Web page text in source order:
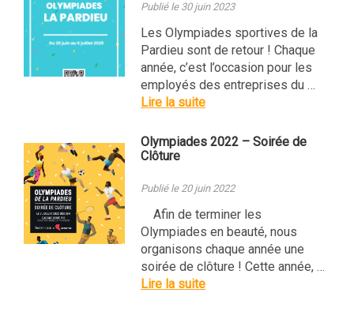
Publié le 30 juin 2023
Les Olympiades sportives de la
Pardieu sont de retour ! Chaque
année, c’est l’occasion pour les
employés des entreprises du …
Lire la suite
Olympiades 2022 – Soirée de
Clôture
Publié le 20 juin 2022
Afin de terminer les
Olympiades en beauté, nous
organisons chaque année une
soirée de clôture ! Cette année, …
Lire la suite